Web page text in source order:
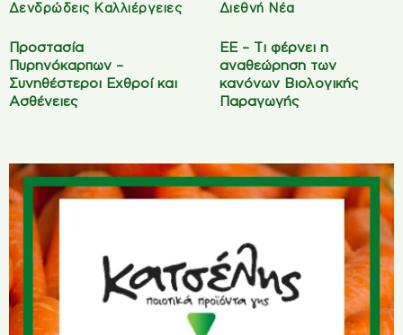
Δενδρώδεις Καλλιέργειες
Προστασία
Πυρηνόκαρπων –
Συνηθέστεροι Εχθροί και
Ασθένειες
Διεθνή Νέα
ΕΕ – Τι φέρνει η
αναθεώρηση των
κανόνων Βιολογικής
Παραγωγής